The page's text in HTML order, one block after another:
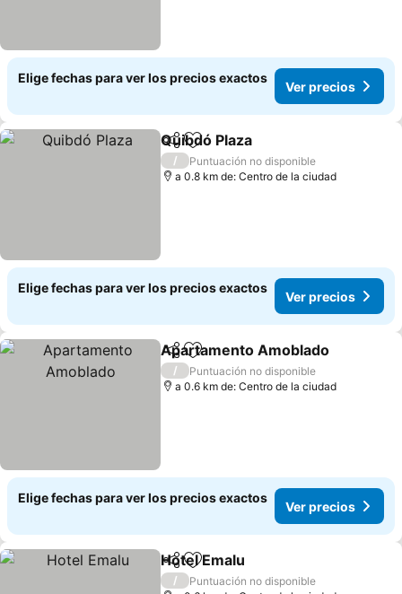
Elige fechas para ver los precios exactos
Ver precios
CompartirAgregar a favoritos
Quibdó Plaza
/
Puntuación no disponible
a 0.8 km de: Centro de la ciudad
Elige fechas para ver los precios exactos
Ver precios
CompartirAgregar a favoritos
Apartamento Amoblado
/
Puntuación no disponible
a 0.6 km de: Centro de la ciudad
Elige fechas para ver los precios exactos
Ver precios
CompartirAgregar a favoritos
Hotel Emalu
/
Puntuación no disponible